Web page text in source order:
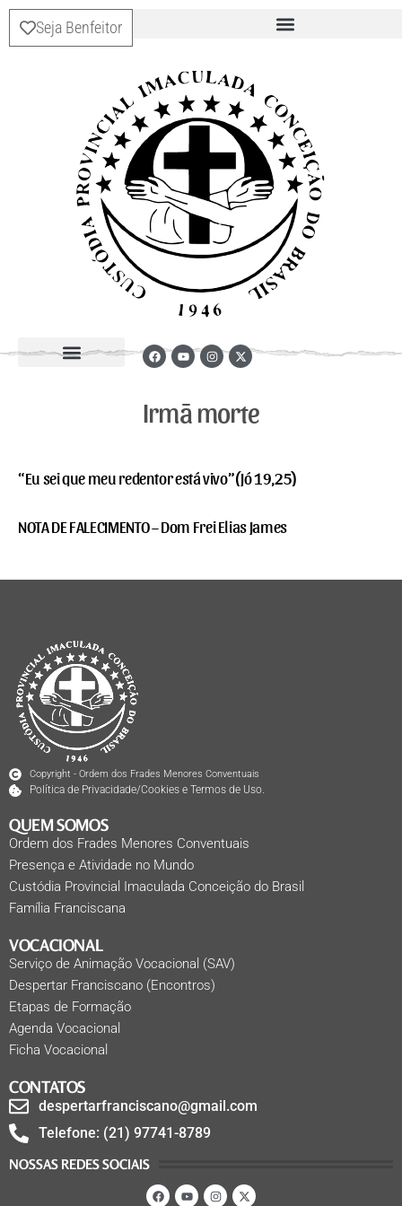
Seja Benfeitor
Irmã morte
“Eu sei que meu redentor está vivo”(Jó 19,25)
NOTA DE FALECIMENTO – Dom Frei Elias James
Copyright - Ordem dos Frades Menores Conventuais
Política de Privacidade/Cookies e Termos de Uso.
QUEM SOMOS
Ordem dos Frades Menores Conventuais
Presença e Atividade no Mundo
Custódia Provincial Imaculada Conceição do Brasil
Família Franciscana
VOCACIONAL
Serviço de Animação Vocacional (SAV)
Despertar Franciscano (Encontros)
Etapas de Formação
Agenda Vocacional
Ficha Vocacional
CONTATOS
despertarfranciscano@gmail.com
Telefone: (21) 97741-8789
NOSSAS REDES SOCIAIS